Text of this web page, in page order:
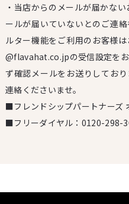
・当店からのメールが届かな
ールが届いていないとのご連
ルター機能をご利用のお客様
@flavahat.co.jpの受信設定を
ず確認メールをお送りしてお
連絡くださいませ。
■フレンドシップパートナーズ
■フリーダイヤル： 0120-298-